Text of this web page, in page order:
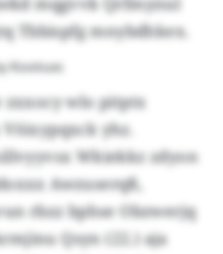
Tbbispfg mnybdhkex.
Ksvstuxs
zxxocy wlo pitptx
yhz.
Wkiekkz zdyon
Awzuserqß,
rbzz bphse Obzwerjq
Qsyn (22.) aja